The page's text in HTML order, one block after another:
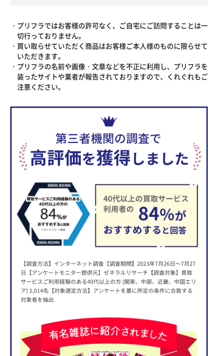
プリフラではお客様の許可なく、ご自宅にご訪問することは一
切行っておりません。
買い取らせていただく商品はお客様ご本人様のものに限らせて
いただきます。
プリフラの名前や画像・文章などを不正に利用し、プリフラを
装ったサイトや業者が報告されておりますので、くれぐれもご
注意ください。